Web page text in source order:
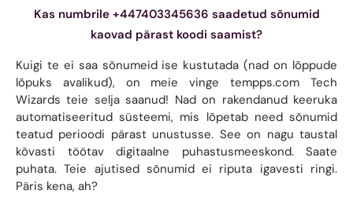
Kas numbrile +447403345636 saadetud sõnumid
kaovad pärast koodi saamist?
Kuigi te ei saa sõnumeid ise kustutada (nad on lõppude
lõpuks avalikud), on meie vinge tempps.com Tech
Wizards teie selja saanud! Nad on rakendanud keeruka
automatiseeritud süsteemi, mis lõpetab need sõnumid
teatud perioodi pärast unustusse. See on nagu taustal
kõvasti töötav digitaalne puhastusmeeskond. Saate
puhata. Teie ajutised sõnumid ei riputa igavesti ringi.
Päris kena, ah?